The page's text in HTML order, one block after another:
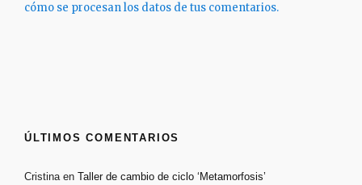
cómo se procesan los datos de tus comentarios.
ÚLTIMOS COMENTARIOS
Cristinaen Taller de cambio de ciclo ‘Metamorfosis’